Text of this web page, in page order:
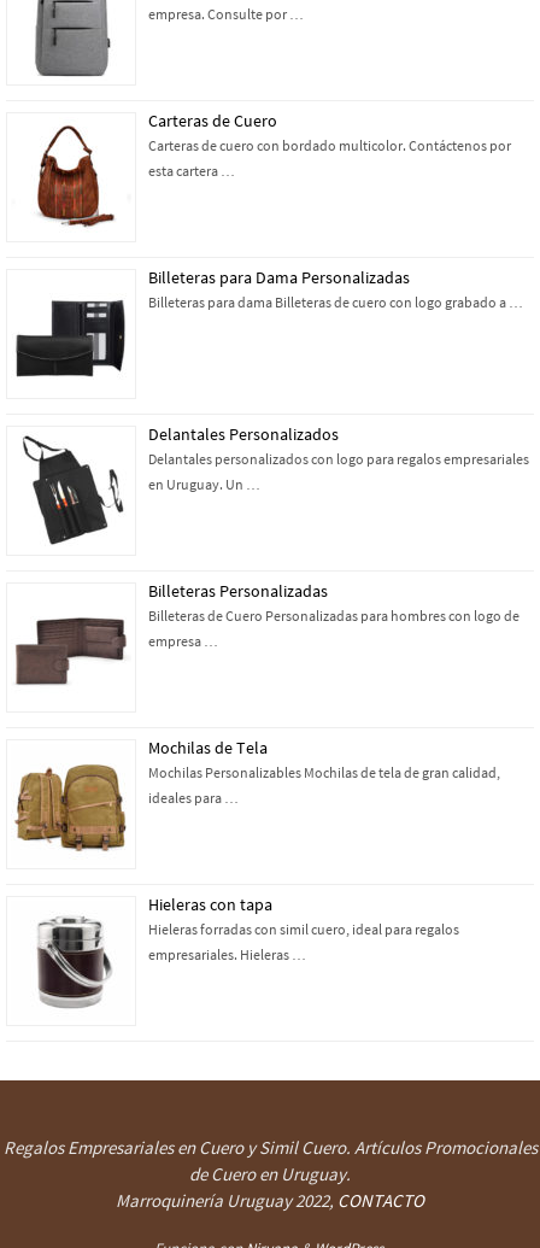
empresa. Consulte por …
Carteras de Cuero
Carteras de cuero con bordado multicolor. Contáctenos por
esta cartera …
Billeteras para Dama Personalizadas
Billeteras para dama Billeteras de cuero con logo grabado a …
Delantales Personalizados
Delantales personalizados con logo para regalos empresariales
en Uruguay. Un …
Billeteras Personalizadas
Billeteras de Cuero Personalizadas para hombres con logo de
empresa …
Mochilas de Tela
Mochilas Personalizables Mochilas de tela de gran calidad,
ideales para …
Hieleras con tapa
Hieleras forradas con simil cuero, ideal para regalos
empresariales. Hieleras …
Regalos Empresariales en Cuero y Simil Cuero. Artículos Promocionales
de Cuero en Uruguay.
Marroquinería Uruguay2022, CONTACTO